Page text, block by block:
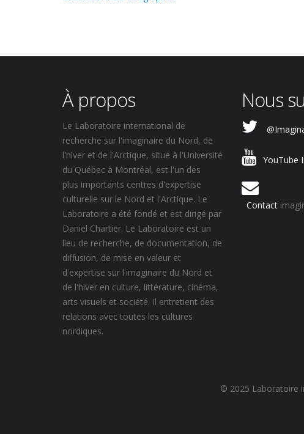
À propos
Le Laboratoire international de
recherche sur l'imaginaire du Nord, de
l'hiver et de l'Arctique, situé à l'Université
du Québec à Montréal, est l'un des
plus importants centres d'expertise
culturelle sur le Nord et l'Arctique. Le
Laboratoire a été fondé et est dirigé par
Daniel Chartier. Le Laboratoire est un
lieu de recherche, de documentation, de
diffusion, de mise en valeur et
d'expertise sur l'imaginaire du Nord et
de l'hiver en culture, littérature, cinéma,
arts visuels et société. Il entretient des
relations avec toutes les cultures
nordiques.
Nous
YouTube
Contact
© 2025 Laboratoire